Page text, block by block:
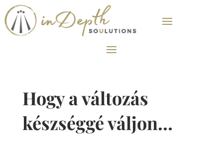
Hogy a változás
készséggé váljon…